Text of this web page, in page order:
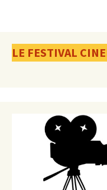
LE FESTIVAL